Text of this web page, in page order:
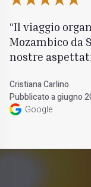
Il viaggio
Mozambico da
nostre
Cristiana Carlino
Pubblicato a giugno
Google